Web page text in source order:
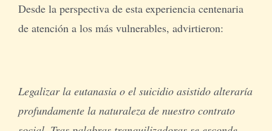
Desde la perspectiva de esta experiencia centenaria
de atención a los más vulnerables, advirtieron:
Legalizar la eutanasia o el suicidio asistido alteraría
profundamente la naturaleza de nuestro contrato